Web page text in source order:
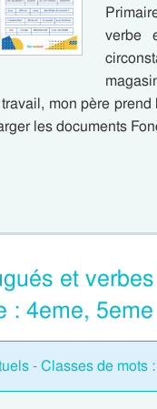
verbe
mon père
les documents
et
: 4eme,
- Classes de mots